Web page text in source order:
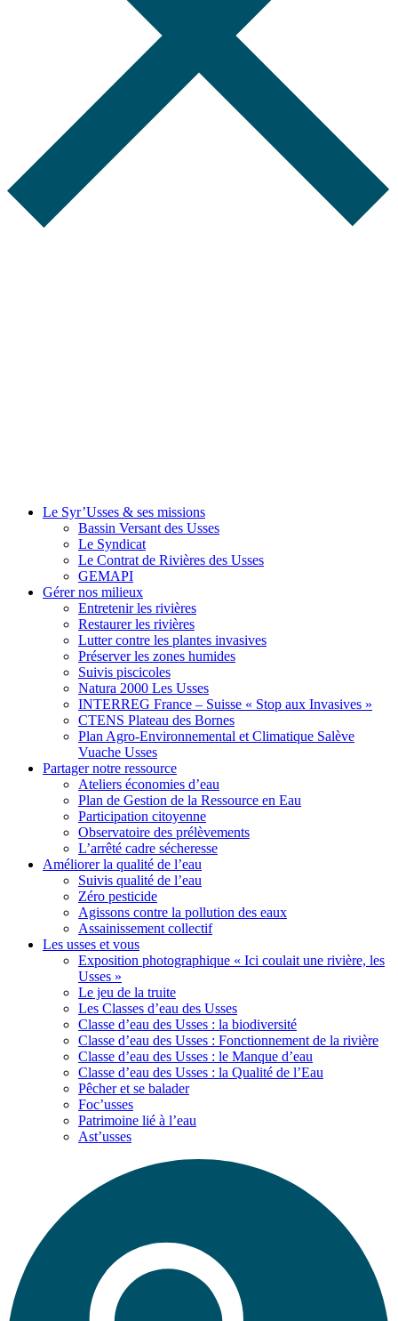
Le Syr’Usses & ses missions
Bassin Versant des Usses
Le Syndicat
Le Contrat de Rivières des Usses
GEMAPI
Gérernos milieux
Entretenir les rivières
Restaurer les rivières
Lutter contre les plantes invasives
Préserver les zones humides
Suivis piscicoles
Natura 2000 Les Usses
INTERREG France – Suisse « Stop aux Invasives »
CTENS Plateau des Bornes
Plan Agro-Environnemental et Climatique Salève
Vuache Usses
Partagernotre ressource
Ateliers économies d’eau
Plan de Gestion de la Ressource en Eau
Participation citoyenne
Observatoire des prélèvements
L’arrêté cadre sécheresse
Améliorerla qualité de l’eau
Suivis qualité de l’eau
Zéro pesticide
Agissons contre la pollution des eaux
Assainissement collectif
Les usses et vous
Exposition photographique « Ici coulait une rivière, les
Usses »
Le jeu de la truite
Les Classes d’eau des Usses
Classe d’eau des Usses : la biodiversité
Classe d’eau des Usses : Fonctionnement de la rivière
Classe d’eau des Usses : le Manque d’eau
Classe d’eau des Usses : la Qualité de l’Eau
Pêcher et se balader
Foc’usses
Patrimoine lié à l’eau
Ast’usses